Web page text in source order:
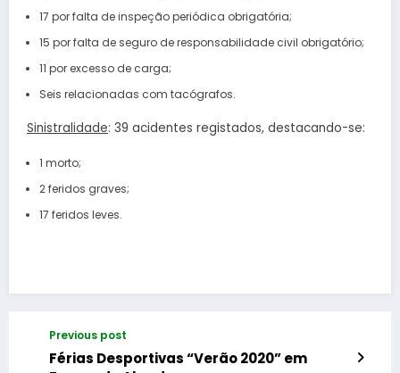
17 por falta de inspeção periódica obrigatória;
15 por falta de seguro de responsabilidade civil obrigatório;
11 por excesso de carga;
Seis relacionadas com tacógrafos.
Sinistralidade: 39 acidentes registados, destacando-se:
1 morto;
2 feridos graves;
17 feridos leves.
Previous post
Férias Desportivas “Verão 2020” em